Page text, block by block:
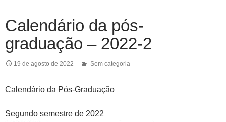
Calendário da pós-
graduação – 2022-2
19 de agosto de 2022 Sem categoria
Calendário da Pós-Graduação
Segundo semestre de 2022